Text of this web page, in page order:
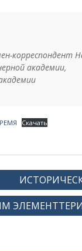
корреспондент
академии,
Скачать